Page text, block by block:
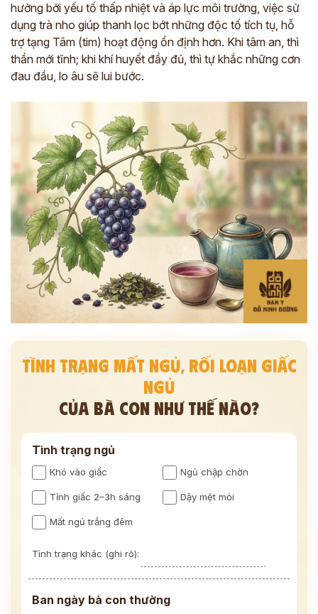
hưởng bởi yếu tố thấp nhiệt và áp lực môi trường, việc sử
dụng trà nho giúp thanh lọc bớt những độc tố tích tụ, hỗ
trợ tạng Tâm (tim) hoạt động ổn định hơn. Khi tâm an, thì
thần mới tĩnh; khi khí huyết đầy đủ, thì tự khắc những cơn
đau đầu, lo âu sẽ lui bước.
TÌNH TRẠNG MẤT NGỦ, RỐI LOẠN GIẤC
NGỦ
CỦA BÀ CON NHƯ THẾ NÀO?
Tình trạng ngủ
Khó vào giấc Ngủ chập chờn
Tỉnh giấc 2–3h sáng Dậy mệt mỏi
Mất ngủ trắng đêm
Tình trạng khác (ghi rõ):
Ban ngày bà con thường